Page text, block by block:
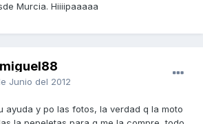
Murcia. Hiiiipaaaaa
Junio del 2012
ayuda y po las fotos, la verdad q la moto